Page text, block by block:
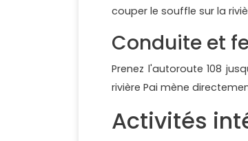
couper le souffle sur la
Conduite et
Prenez l'autoroute 108
rivière Pai mène
Activités